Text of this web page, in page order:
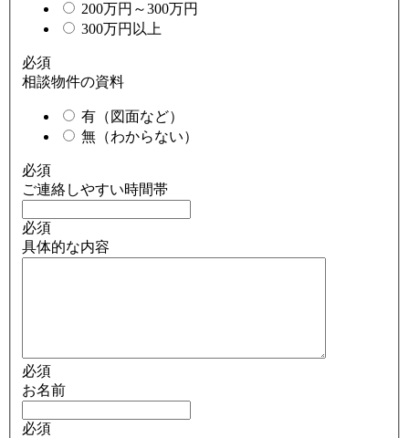
200万円～300万円
300万円以上
必須
相談物件の資料
有（図面など）
無（わからない）
必須
ご連絡しやすい時間帯
必須
具体的な内容
必須
お名前
必須